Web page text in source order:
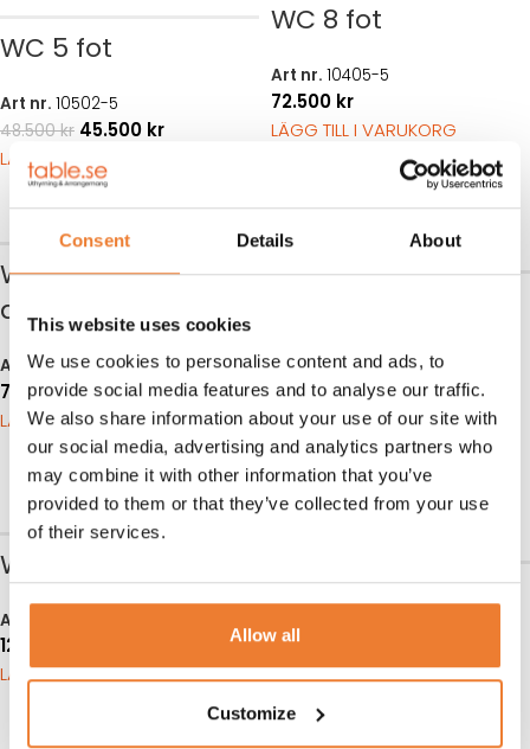
Consent Details About
This website uses cookies
We use cookies to personalise content and ads, to
provide social media features and to analyse our traffic.
We also share information about your use of our site with
our social media, advertising and analytics partners who
may combine it with other information that you’ve
provided to them or that they’ve collected from your use
of their services.
Allow all
Customize
WC 5 fot
Art nr. 10502-5
48.500kr 45.500 kr
LÄGG TILL I VARUKORG
WC 8 fot
Art nr. 10405-5
72.500 kr
LÄGG TILL I VARUKORG
WC 8 fot med
dusch
Art nr. 10404-5
76.500kr
LÄGG TILL I VARUKORG
Art nr. 1043-5
135.000kr 128.500 kr
LÄGG TILL I VARUKORG
WC 10 fot unisex
Art nr.
120.000
LÄGG TILL I VARUKORG
Sale
WC 10 fot med
dusch
Art nr.10431-5
129.000